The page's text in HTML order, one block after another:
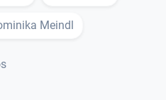
Meindl